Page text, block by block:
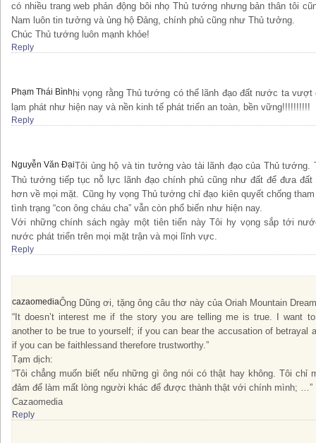
có nhiều trang web phản động bôi nhọ Thủ tướng nhưng bản thân tôi
Nam luôn tin tưởng và ủng hộ Đảng, chính phủ cũng như Thủ tưởng.
Chúc Thủ tướng luôn mạnh khỏe!
Reply
Phạm Thái Bình hi vọng rằng Thủ tướng có thể lãnh đạo đất nước ta vượt
lạm phát như hiện nay và nền kinh tế phát triển an toàn, bền vững!!!!!!!!!!
Reply
Nguyễn Văn ĐạiTôi ủng hộ và tin tưởng vào tài lãnh đạo của Thủ tướng.
Thủ tướng tiếp tục nỗ lực lãnh đạo chính phủ cũng như đất để đưa
hơn về mọi mặt. Cũng hy vọng Thủ tướng chỉ đạo kiên quyết chống
tình trạng “con ông cháu cha” vẫn còn phổ biến như hiện nay.
Với những chính sách ngày một tiên tiến này Tôi hy vọng sắp tới
nước phát triển trên mọi mặt trận và mọi lĩnh vực.
Reply
cazaomediaÔng Dũng ơi, tặng ông câu thơ này của Oriah Mountain
“It doesn’t interest me if the story you are telling me is true. I want
another to be true to yourself; if you can bear the accusation of betrayal
if you can be faithlessand therefore trustworthy.”
Tạm dịch:
“Tôi chẳng muốn biết nếu những gì ông nói có thật hay không. Tôi chỉ
đảm để làm mất lòng người khác để được thành thật với chính mình; …”
Cazaomedia
Reply